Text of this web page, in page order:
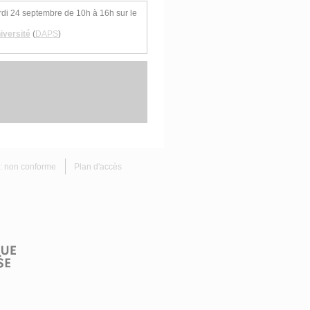
24 septembre de 10h à 16h sur le
(DAPS)
non conforme Plan d'accès